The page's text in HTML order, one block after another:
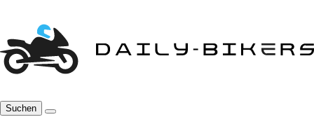
Suchen